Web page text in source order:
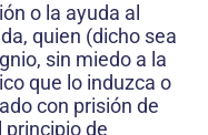
o la ayuda al
quien (dicho sea
sin miedo a la
que lo induzca o
con prisión de
principio de